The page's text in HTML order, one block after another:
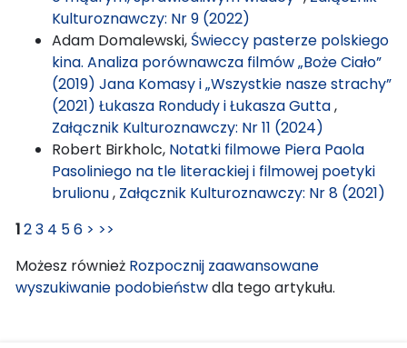
Kulturoznawczy: Nr 9 (2022)
Adam Domalewski, Świeccy pasterze polskiego
kina. Analiza porównawcza filmów „Boże Ciało”
(2019) Jana Komasy i „Wszystkie nasze strachy”
(2021) Łukasza Rondudy i Łukasza Gutta,
Załącznik Kulturoznawczy: Nr 11 (2024)
Robert Birkholc, Notatki filmowe Piera Paola
Pasoliniego na tle literackiej i filmowej poetyki
brulionu, Załącznik Kulturoznawczy: Nr 8 (2021)
123 4 56 > >>
Możesz również Rozpocznij zaawansowane
wyszukiwanie podobieństwdla tego artykułu.